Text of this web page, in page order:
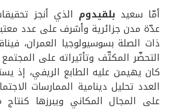
أمّا سعيد بلقيدوم الذي أنجز
عدّة مدن جزائرية وأشرف على عدد
ذات الصلة بسوسيولوجيا العمران،
التحضّر المكثّف وتأثيراته على
كان يهيمن عليه الطابع الريفي، إذ
العدد تحليل دينامية الممارسات
على المجال المكاني ويبرزها كنتاج